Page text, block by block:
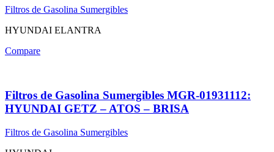
Filtros de Gasolina Sumergibles
HYUNDAI ELANTRA
Compare
Filtros de Gasolina Sumergibles MGR-01931112:
HYUNDAI GETZ – ATOS – BRISA
Filtros de Gasolina Sumergibles